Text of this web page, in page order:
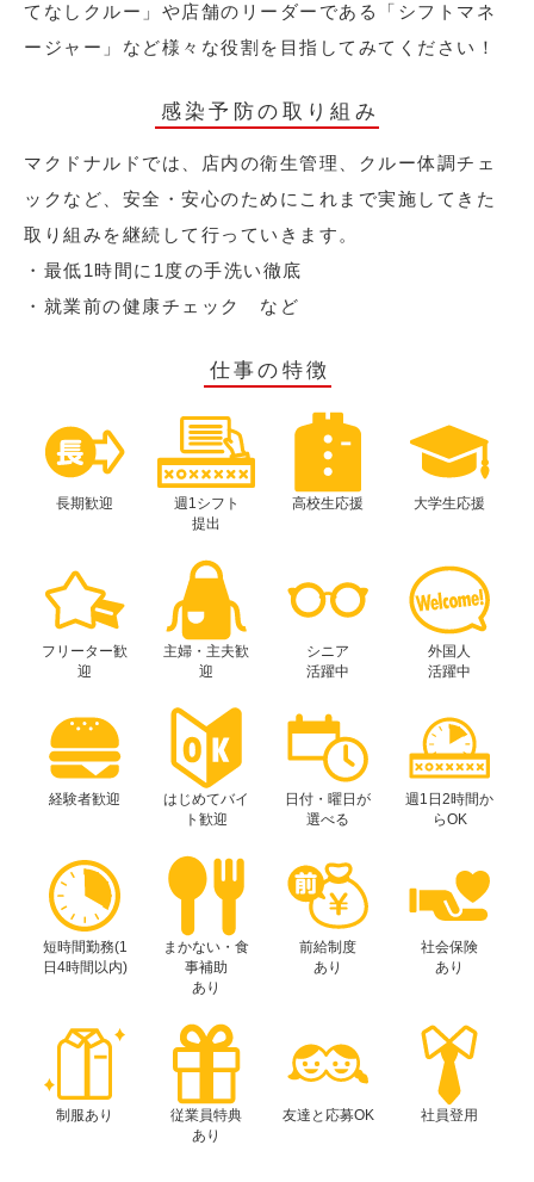
てなしクルー」や店舗のリーダーである「シフトマネ
ージャー」など様々な役割を目指してみてください！
感染予防の取り組み
マクドナルドでは、店内の衛生管理、クルー体調チェ
ックなど、安全・安心のためにこれまで実施してきた
取り組みを継続して行っていきます。
・最低1時間に1度の手洗い徹底
・就業前の健康チェック など
仕事の特徴
長期歓迎
週1シフト
提出
高校生応援 大学生応援
フリーター歓
迎
主婦・主夫歓
迎
シニア
活躍中
外国人
活躍中
経験者歓迎
はじめてバイ
ト歓迎
日付・曜日が
選べる
週1日2時間か
らOK
短時間勤務(1
日4時間以内)
まかない・食
事補助
あり
前給制度
あり
社会保険
あり
制服あり
従業員特典
あり
友達と応募OK 社員登用